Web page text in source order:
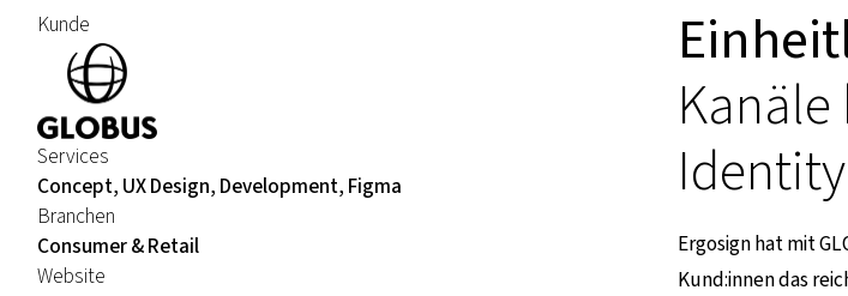
Kunde
Services
Concept, UX Design, Development, Figma
Branchen
Consumer & Retail
Website
Identity
Ergosign hat mit
Kund:innen das